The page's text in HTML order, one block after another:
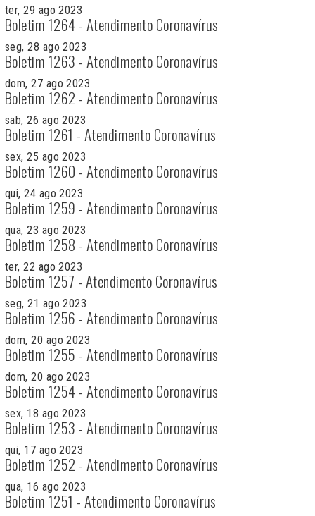
ter, 29 ago 2023
Boletim 1264 - Atendimento Coronavírus
seg, 28 ago 2023
Boletim 1263 - Atendimento Coronavírus
dom, 27 ago 2023
Boletim 1262 - Atendimento Coronavírus
sab, 26 ago 2023
Boletim 1261 - Atendimento Coronavírus
sex, 25 ago 2023
Boletim 1260 - Atendimento Coronavírus
qui, 24 ago 2023
Boletim 1259 - Atendimento Coronavírus
qua, 23 ago 2023
Boletim 1258 - Atendimento Coronavírus
ter, 22 ago 2023
Boletim 1257 - Atendimento Coronavírus
seg, 21 ago 2023
Boletim 1256 - Atendimento Coronavírus
dom, 20 ago 2023
Boletim 1255 - Atendimento Coronavírus
dom, 20 ago 2023
Boletim 1254 - Atendimento Coronavírus
sex, 18 ago 2023
Boletim 1253 - Atendimento Coronavírus
qui, 17 ago 2023
Boletim 1252 - Atendimento Coronavírus
qua, 16 ago 2023
Boletim 1251 - Atendimento Coronavírus